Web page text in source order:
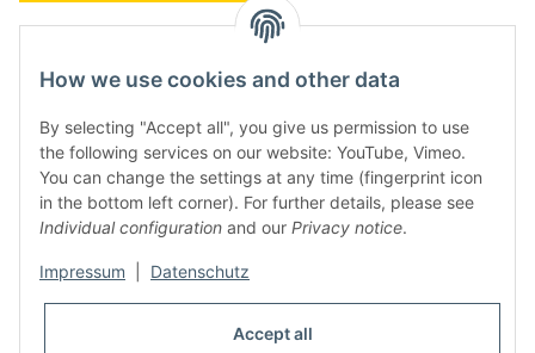
contact and shop
Along with the Onlineshop we have a shop in Hütten.:
Frontline Games
Färbereiweg 3A
24358 Hütten
Tel: 0049 (0)4353-991314
Or call us to arrange a time
How we use cookies and other data
By selecting "Accept all", you give us permission to use
the following services on our website: YouTube, Vimeo.
You can change the settings at any time (fingerprint icon
in the bottom left corner). For further details, please see
Individual configuration and our Privacy notice.
Impressum Datenschutz
Accept all